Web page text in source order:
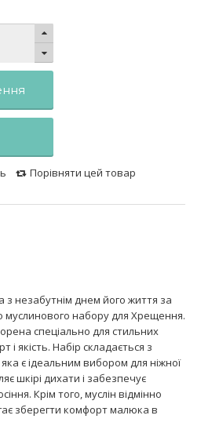
Порівняти цей товар
незабутнім днем його життя за
набору для Хрещення.
спеціально для стильних
і якість. Набір складається з
є ідеальним вибором для ніжної
шкірі дихати і забезпечує
Крім того, муслін відмінно
зберегти комфорт малюка в